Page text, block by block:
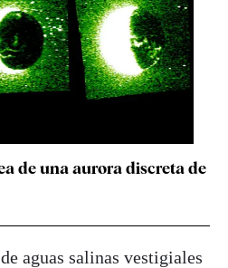
de una aurora discreta de
aguas salinas vestigiales